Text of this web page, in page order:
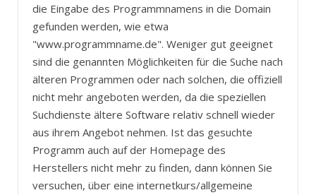
die Eingabe des Programmnamens in die Domain
gefunden werden, wie etwa
"www.programmname.de". Weniger gut geeignet
sind die genannten Möglichkeiten für die Suche nach
älteren Programmen oder nach solchen, die offiziell
nicht mehr angeboten werden, da die speziellen
Suchdienste ältere Software relativ schnell wieder
aus ihrem Angebot nehmen. Ist das gesuchte
Programm auch auf der Homepage des
Herstellers nicht mehr zu finden, dann können Sie
versuchen, über eine internetkurs/allgemeine